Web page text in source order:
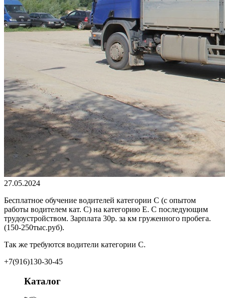
27.05.2024
Бесплатное обучение водителей категории С (с опытом
работы водителем кат. С) на категорию Е. С последующим
трудоустройством. Зарплата 30р. за км груженного пробега.
(150-250тыс.руб).
Так же требуются водители категории С.
+7(916)130-30-45
Каталог